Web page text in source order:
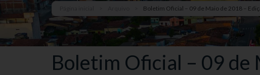
Boletim Oficial – 09 de Maio de 2018 –
Boletim Oficial – 09 de